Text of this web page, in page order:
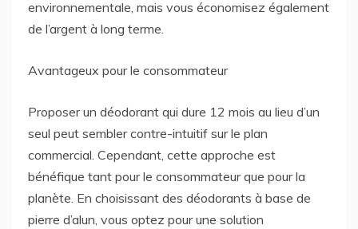
environnementale, mais vous économisez également
de l’argent à long terme.
Avantageux pour le consommateur
Proposer un déodorant qui dure 12 mois au lieu d’un
seul peut sembler contre-intuitif sur le plan
commercial. Cependant, cette approche est
bénéfique tant pour le consommateur que pour la
planète. En choisissant des déodorants à base de
pierre d’alun, vous optez pour une solution